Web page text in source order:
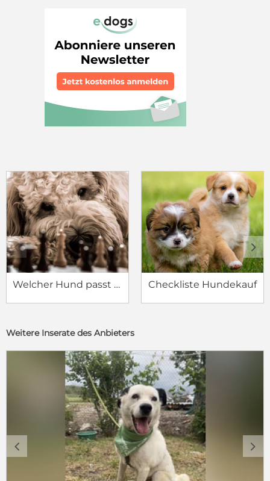
Welcher Hund passt zu mir? Checkliste Hundekauf
c d
Weitere Inserate des Anbieters
c d